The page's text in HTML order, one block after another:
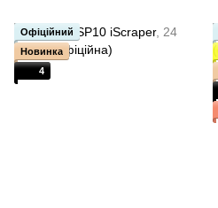
Офіційний
Новинка
4